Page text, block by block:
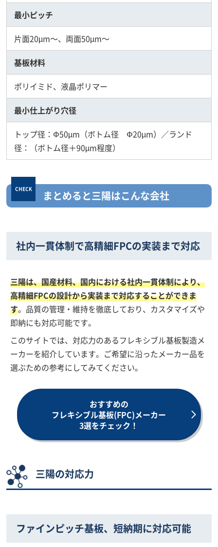
最小ピッチ
片面20µm～、両面50µm～
基板材料
ポリイミド、液晶ポリマー
最小仕上がり穴径
トップ径：Φ50µm（ボトム径 Φ20µm）／ランド
径：（ボトム径＋90µm程度）
まとめると三陽はこんな会社
社内一貫体制で高精細FPCの実装まで対応
三陽は、国産材料、国内における社内一貫体制により、
高精細FPCの設計から実装まで対応することができま
す。品質の管理・維持を徹底しており、カスタマイズや
即納にも対応可能です。
このサイトでは、対応力のあるフレキシブル基板製造メ
ーカーを紹介しています。ご希望に沿ったメーカー品を
選ぶための参考にしてみてください。
おすすめの
フレキシブル基板(FPC)メーカー
3選をチェック！
三陽の対応力
ファインピッチ基板、短納期に対応可能